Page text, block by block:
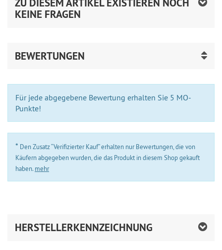
ZU DIESEM ARTIKEL EXISTIEREN NOCH
KEINE FRAGEN
BEWERTUNGEN
Für jede abgegebene Bewertung erhalten Sie 5 MO-
Punkte!
* Den Zusatz “Verifizierter Kauf” erhalten nur Bewertungen, die von
Käufern abgegeben wurden, die das Produkt in diesem Shop gekauft
haben. mehr
HERSTELLERKENNZEICHNUNG